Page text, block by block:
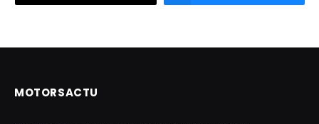
MOTORSACTU